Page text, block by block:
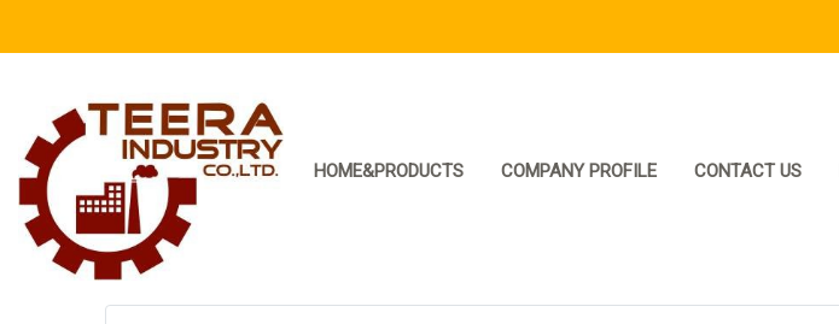
HOME&PRODUCTS COMPANY PROFILE CONTACT US